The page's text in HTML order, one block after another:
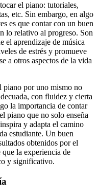
el piano: tutoriales,
etc. Sin embargo, en algo
es que contar con un buen
lo relativo al progreso. Son
el aprendizaje de música
de estrés y promueve
a otros aspectos de la vida
piano por uno mismo no
con fluidez y cierta
la importancia de contar
piano que no solo enseña
y adapta el camino
estudiante. Un buen
obtenidos por el
la experiencia de
y significativo.